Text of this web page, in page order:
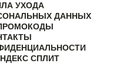
УХОДА
ДАННЫХ
СПЛИТ